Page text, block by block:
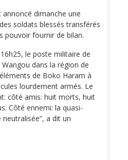
dimanche une
soldats blessés transférés
pouvoir fournir de bilan.
le poste militaire de
dans la région de
de Boko Haram à
lourdement armés. Le
côté amis: huit morts, huit
Côté ennemi: la quasi-
a dit un